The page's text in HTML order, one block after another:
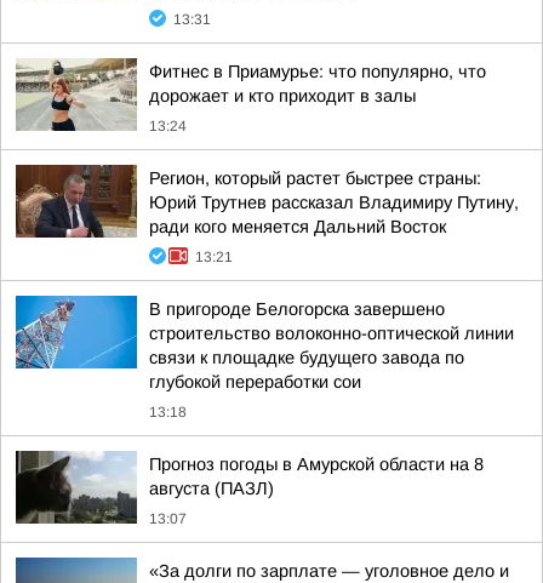
13:31
Фитнес в Приамурье: что популярно, что
дорожает и кто приходит в залы
13:24
Регион, который растет быстрее страны:
Юрий Трутнев рассказал Владимиру Путину,
ради кого меняется Дальний Восток
13:21
В пригороде Белогорска завершено
строительство волоконно-оптической линии
связи к площадке будущего завода по
глубокой переработки сои
13:18
Прогноз погоды в Амурской области на 8
августа (ПАЗЛ)
13:07
«За долги по зарплате — уголовное дело и